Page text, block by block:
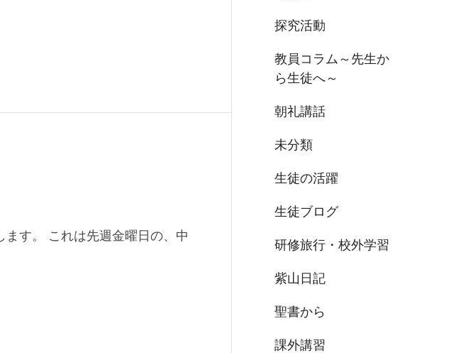
す。 これは先週金曜日の、中
探究活動
教員コラム～先生か
ら生徒へ～
朝礼講話
未分類
生徒の活躍
生徒ブログ
研修旅行・校外学習
紫山日記
聖書から
課外講習